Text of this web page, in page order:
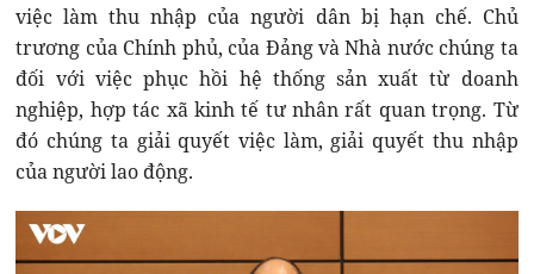
việc làm thu nhập của người dân bị hạn chế. Chủ
trương của Chính phủ, của Đảng và Nhà nước chúng ta
đối với việc phục hồi hệ thống sản xuất từ doanh
nghiệp, hợp tác xã kinh tế tư nhân rất quan trọng. Từ
đó chúng ta giải quyết việc làm, giải quyết thu nhập
của người lao động.